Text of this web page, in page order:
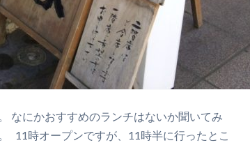
なにかおすすめのランチはないか聞いてみ
11時オープンですが、11時半に行ったとこ